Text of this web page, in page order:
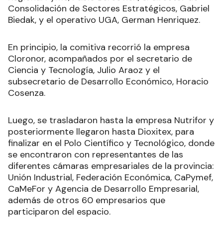
Consolidación de Sectores Estratégicos, Gabriel
Biedak, y el operativo UGA, German Henriquez.
En principio, la comitiva recorrió la empresa
Cloronor, acompañados por el secretario de
Ciencia y Tecnología, Julio Araoz y el
subsecretario de Desarrollo Económico, Horacio
Cosenza.
Luego, se trasladaron hasta la empresa Nutrifor y
posteriormente llegaron hasta Dioxitex, para
finalizar en el Polo Científico y Tecnológico, donde
se encontraron con representantes de las
diferentes cámaras empresariales de la provincia:
Unión Industrial, Federación Económica, CaPymef,
CaMeFor y Agencia de Desarrollo Empresarial,
además de otros 60 empresarios que
participaron del espacio.